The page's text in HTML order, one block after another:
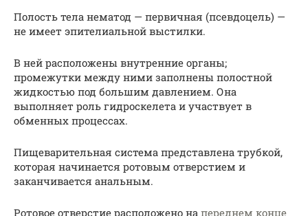
Полость тела нематод — первичная (псевдоцель) —
не имеет эпителиальной выстилки.
В ней расположены внутренние органы;
промежутки между ними заполнены полостной
жидкостью под большим давлением. Она
выполняет роль гидроскелета и участвует в
обменных процессах.
Пищеварительная система представлена трубкой,
которая начинается ротовым отверстием и
заканчивается анальным.
Ротовое отверстие расположено на переднем конце